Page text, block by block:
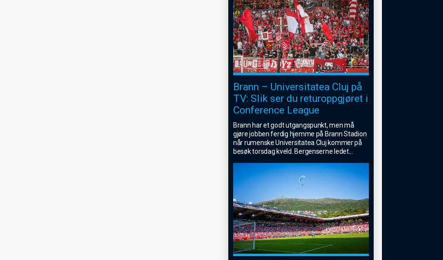
Brann – Universitatea Cluj på
TV: Slik ser du returoppgjøret i
Conference League
Brann har et godt utgangspunkt, men må
gjøre jobben ferdig hjemme på Brann Stadion
når rumenske Universitatea Cluj kommer på
besøk torsdag kveld. Bergenserne ledet...